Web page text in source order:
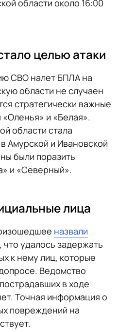
области около 16:00
целью атаки
СВО налет БПЛА на
области не случаен
стратегически важные
и «Белая».
области стала
Амурской и Ивановской
были поразить
и «Северный».
лица
назвали
удалось задержать
к нему лиц, которые
Ведомство
в ходе
Точная информация о
повреждений на